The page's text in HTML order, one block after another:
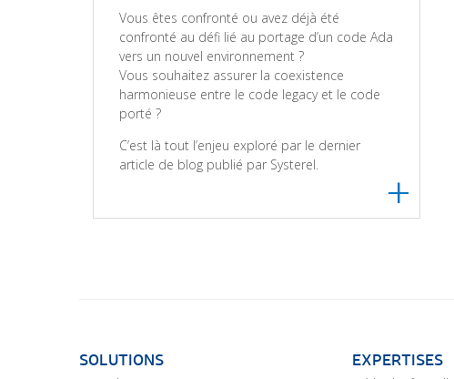
Vous êtes confronté ou avez déjà été
confronté au défi lié au portage d’un code Ada
vers un nouvel environnement ?
Vous souhaitez assurer la coexistence
harmonieuse entre le code legacy et le code
porté ?
C’est là tout l’enjeu exploré par le dernier
article de blog publié par Systerel.
SOLUTIONS EXPERTISES